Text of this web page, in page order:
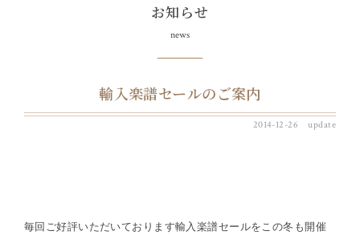
お知らせ
news
輸入楽譜セールのご案内
2014-12-26 update
毎回ご好評いただいております輸入楽譜セールをこの冬も開催